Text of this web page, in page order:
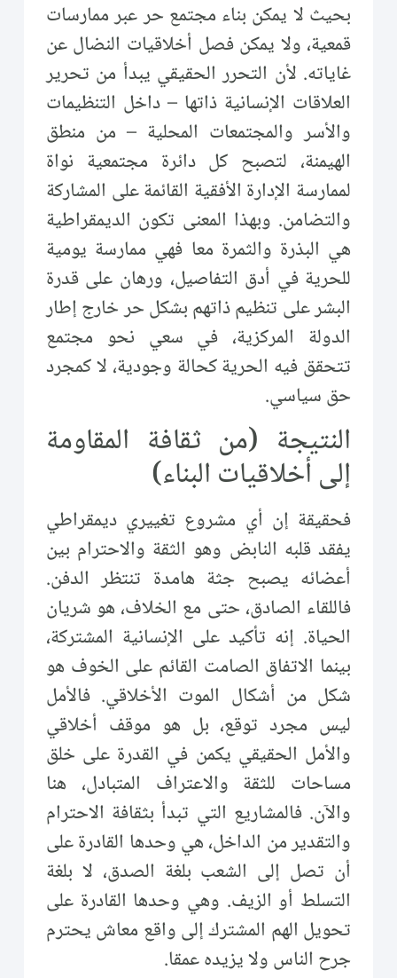
بحيث لا يمكن بناء مجتمع حر عبر ممارسات
قمعية، ولا يمكن فصل أخلاقيات النضال عن
غاياته. لأن التحرر الحقيقي يبدأ من تحرير
العلاقات الإنسانية ذاتها – داخل التنظيمات
والأسر والمجتمعات المحلية – من منطق
الهيمنة، لتصبح كل دائرة مجتمعية نواة
لممارسة الإدارة الأفقية القائمة على المشاركة
والتضامن. وبهذا المعنى تكون الديمقراطية
هي البذرة والثمرة معا فهي ممارسة يومية
للحرية في أدق التفاصيل، ورهان على قدرة
البشر على تنظيم ذاتهم بشكل حر خارج إطار
الدولة المركزية، في سعي نحو مجتمع
تتحقق فيه الحرية كحالة وجودية، لا كمجرد
حق سياسي.
النتيجة (من ثقافة المقاومة
إلى أخلاقيات البناء)
فحقيقة إن أي مشروع تغييري ديمقراطي
يفقد قلبه النابض وهو الثقة والاحترام بين
أعضائه يصبح جثة هامدة تنتظر الدفن.
فاللقاء الصادق، حتى مع الخلاف، هو شريان
الحياة. إنه تأكيد على الإنسانية المشتركة،
بينما الاتفاق الصامت القائم على الخوف هو
شكل من أشكال الموت الأخلاقي. فالأمل
ليس مجرد توقع، بل هو موقف أخلاقي
والأمل الحقيقي يكمن في القدرة على خلق
مساحات للثقة والاعتراف المتبادل، هنا
والآن. فالمشاريع التي تبدأ بثقافة الاحترام
والتقدير من الداخل، هي وحدها القادرة على
أن تصل إلى الشعب بلغة الصدق، لا بلغة
التسلط أو الزيف. وهي وحدها القادرة على
تحويل الهم المشترك إلى واقع معاش يحترم
جرح الناس ولا يزيده عمقا.